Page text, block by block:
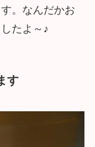
。なんだかお
たよ～♪
す